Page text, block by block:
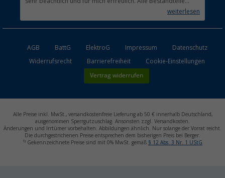
waren gut verpackt und in Ordnung. Das Gerät (Gasgrill)weiterlesen
AGB BattG ElektroG Impressum
Datenschutz
Widerrufsrecht
Barrierefreiheit Cookie-Einstellungen
Vertrag widerrufen
Alle Preise inkl. MwSt., versandkostenfreie Lieferung ab 50 € innerhalb Deutschland,
ausgenommen Sperrgutzuschlag. Ansonsten zzgl. Versandkosten.
Änderungen und Irrtümer vorbehalten. Abbildungen ähnlich. Nur solange der Vorrat reicht.
Die durchgestrichenen Preise entsprechen dem bisherigen Preis bei Berger.
1) Gekennzeichnete Preise sind mit 0% MwSt. gemäß § 12 Abs. 3 Nr. 1 UStG